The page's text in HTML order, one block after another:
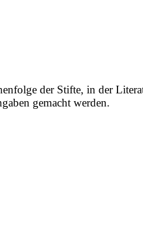
der Stifte, in der
gemacht werden.